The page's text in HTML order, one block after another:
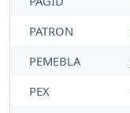
PATRON
PEMEBLA
PEX